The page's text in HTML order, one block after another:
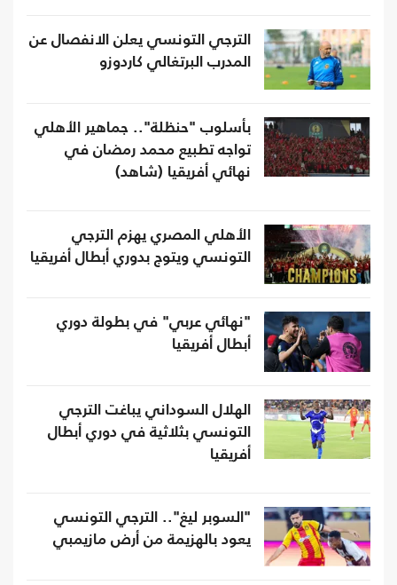
الترجي التونسي يعلن الانفصال عن
المدرب البرتغالي كاردوزو
بأسلوب "حنظلة".. جماهير الأهلي
تواجه تطبيع محمد رمضان في
نهائي أفريقيا (شاهد)
الأهلي المصري يهزم الترجي
التونسي ويتوج بدوري أبطال أفريقيا
"نهائي عربي" في بطولة دوري
أبطال أفريقيا
الهلال السوداني يباغت الترجي
التونسي بثلاثية في دوري أبطال
أفريقيا
"السوبر ليغ".. الترجي التونسي
يعود بالهزيمة من أرض مازيمبي